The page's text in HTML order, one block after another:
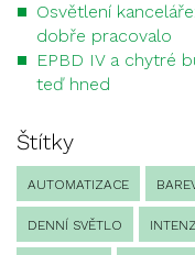
Osvětlení
dobře pracovalo
EPBD IV a chytré
teď hned
Štítky
AUTOMATIZACE
DENNÍ SVĚTLO